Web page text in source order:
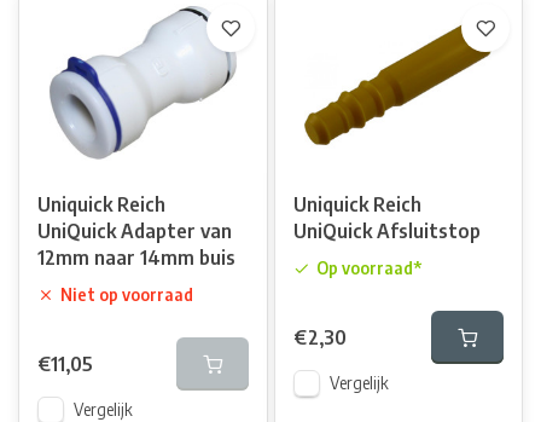
Uniquick Reich
UniQuick Adapter van
12mm naar 14mm buis
Niet op voorraad
€11,05
Vergelijk
Uniquick Reich
UniQuick Afsluitstop
Op voorraad*
€2,30
Vergelijk